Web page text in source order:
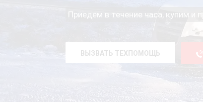
Приедем в течение часа, купим и
ВЫЗВАТЬ ТЕХПОМОЩЬ